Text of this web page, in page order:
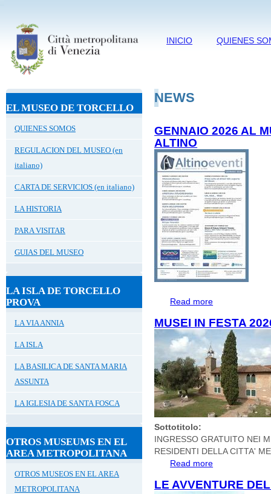
INICIO QUIENES
EL MUSEO DE TORCELLO
QUIENES SOMOS
REGULACION DEL MUSEO (en
italiano)
CARTA DE SERVICIOS (en italiano)
LA HISTORIA
PARA VISITAR
GUIAS DEL MUSEO
LA ISLA DE TORCELLO
PROVA
LA VIA ANNIA
LA ISLA
LA BASILICA DE SANTA MARIA
ASSUNTA
LA IGLESIA DE SANTA FOSCA
OTROS MUSEUMS EN EL
AREA METROPOLITANA
OTROS MUSEOS EN EL AREA
METROPOLITANA
NEWS
GENNAIO 2026 AL
ALTINO
Read more
MUSEI IN FESTA
Sottotitolo:
INGRESSO GRATUITO NEI
RESIDENTI DELLA CITTA'
Read more
LE AVVENTURE